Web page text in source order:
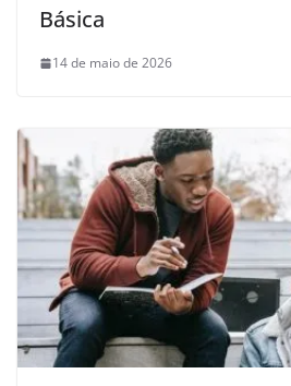
Básica
14 de maio de 2026